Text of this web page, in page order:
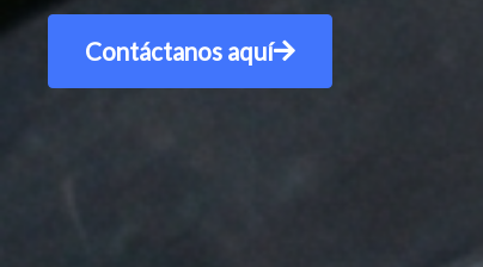
Contáctanos aquí